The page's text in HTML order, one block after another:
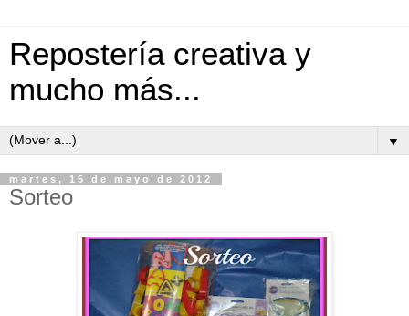
Repostería creativa y
mucho más...
▼
martes, 15 de mayo de 2012
Sorteo